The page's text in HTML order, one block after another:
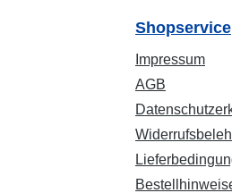
Shopservice
Impressum
AGB